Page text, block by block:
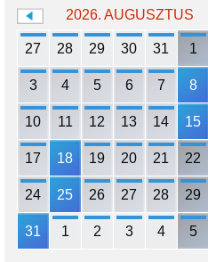
2026. AUGUSZTUS
27 28 29 30 31 1
3 4 5 6 7 8
10 11 12 13 14 15
17 18 19 20 21 22
24 25 26 27 28 29
31 1 2 3 4 5